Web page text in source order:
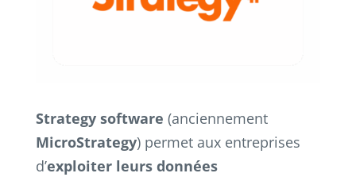
Strategy software (anciennement
MicroStrategy) permet aux entreprises
d’exploiter leurs données